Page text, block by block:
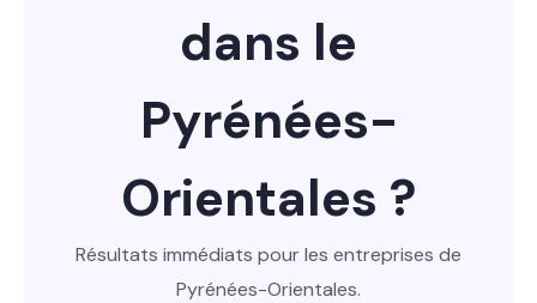
dans le
Pyrénées-
Orientales ?
Résultats immédiats pour les entreprises de
Pyrénées-Orientales.